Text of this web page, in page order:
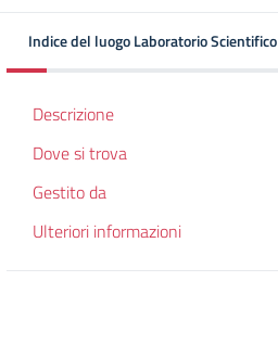
Indice del luogo Laboratorio Scientifico
Descrizione
Dove si trova
Gestito da
Ulteriori informazioni